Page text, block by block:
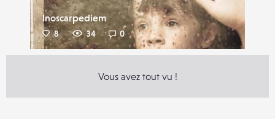
Inoscarpediem
8 34 0
Vous avez tout vu !